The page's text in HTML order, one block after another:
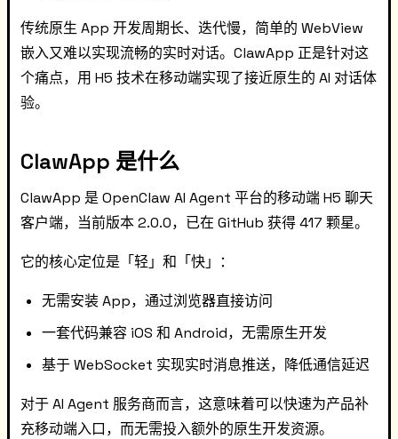
传统原生 App 开发周期长、迭代慢，简单的 WebView
嵌入又难以实现流畅的实时对话。ClawApp 正是针对这
个痛点，用 H5 技术在移动端实现了接近原生的 AI 对话体
验。
ClawApp 是什么
ClawApp 是 OpenClaw AI Agent 平台的移动端 H5 聊天
客户端，当前版本 2.0.0，已在 GitHub 获得 417 颗星。
它的核心定位是「轻」和「快」：
无需安装 App，通过浏览器直接访问
一套代码兼容 iOS 和 Android，无需原生开发
基于 WebSocket 实现实时消息推送，降低通信延迟
对于 AI Agent 服务商而言，这意味着可以快速为产品补
充移动端入口，而无需投入额外的原生开发资源。